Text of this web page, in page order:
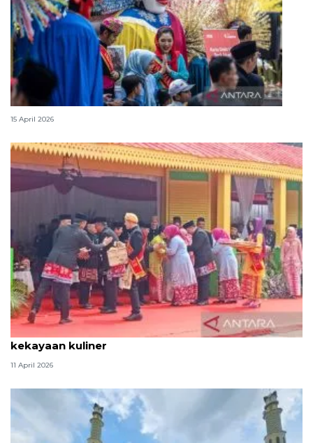
Lebaran Betawi, harmoni tradisi dan kota global
15 April 2026
Tradisi hantaran Lebaran Betawi simbol bakti dan
kekayaan kuliner
11 April 2026